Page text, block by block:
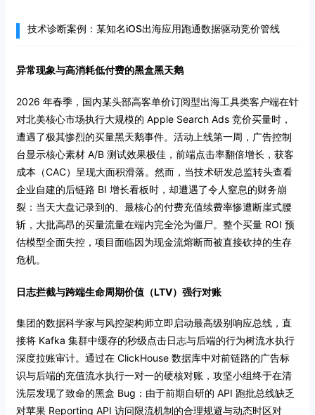
技术诊断案例：某知名iOS出海应用跑通数据驱动竞价管线
异常现象与高消耗低付费的黑盒黑天鹅
2026 年春季，国内某头部高客单价订阅型出海工具类客户端在针
对北美核心市场执行大规模的 Apple Search Ads 竞价买量时，
遭遇了极其惨烈的买量黑天鹅事件。活动上线第一周，广告控制
台显示核心素材 A/B 测试效果极佳，前端点击率翻倍增长，获客
成本（CAC）呈现大面积滑落。然而，当技术研发总监转头查看
企业自建的后链路 BI 增长看板时，却遭遇了令人窒息的财务崩
裂：当天大盘记录到的、最核心的付费充值续费率惨遭断崖式腰
斩，大批高昂的买量流量在端内完全沦为僵尸。整个买量 ROI 预
估模型全面失控，项目面临因为现金流熔断而被直接砍掉的生存
危机。
日志拦截与跨端生命周期价值（LTV）强行对账
集团的数据科学家与风控架构师立即启动最高级别响应总线，直
接将 Kafka 集群中缓存的秒级点击日志与后端的行为树流水执行
深度拉账审计。通过在 ClickHouse 数据库中对前链路的广告标
识与后端的充值流水执行一对一的硬核对账，攻坚小组终于在清
洗层发现了致命的黑盒 Bug：由于前期自研的 API 跑批总线缺乏
对苹果 Reporting API 访问限流机制的合理规避与动态时区对